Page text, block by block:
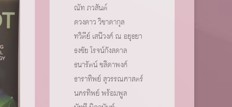
ณัท ภวสันต์
ดวงดาว วิชาดากุล
ทวิตีย์ เสนีวงศ์ ณ อยุธยา
ธงชัย โรจน์กังสดาล
ธนารัตน์ ชลิดาพงศ์
ธาราทิพย์ สุวรรณศาสตร์
นครทิพย์ พร้อมพูล